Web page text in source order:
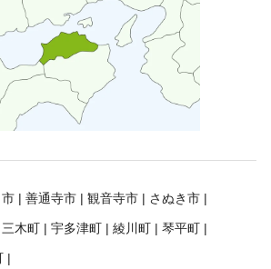
モコン 電子辞書 ICレコーダー
ンク アイスケース
ネタケース
ー ショーケース ゴンドラ
善通寺市 観音寺市 さぬき市
三木町 宇多津町 綾川町 琴平町